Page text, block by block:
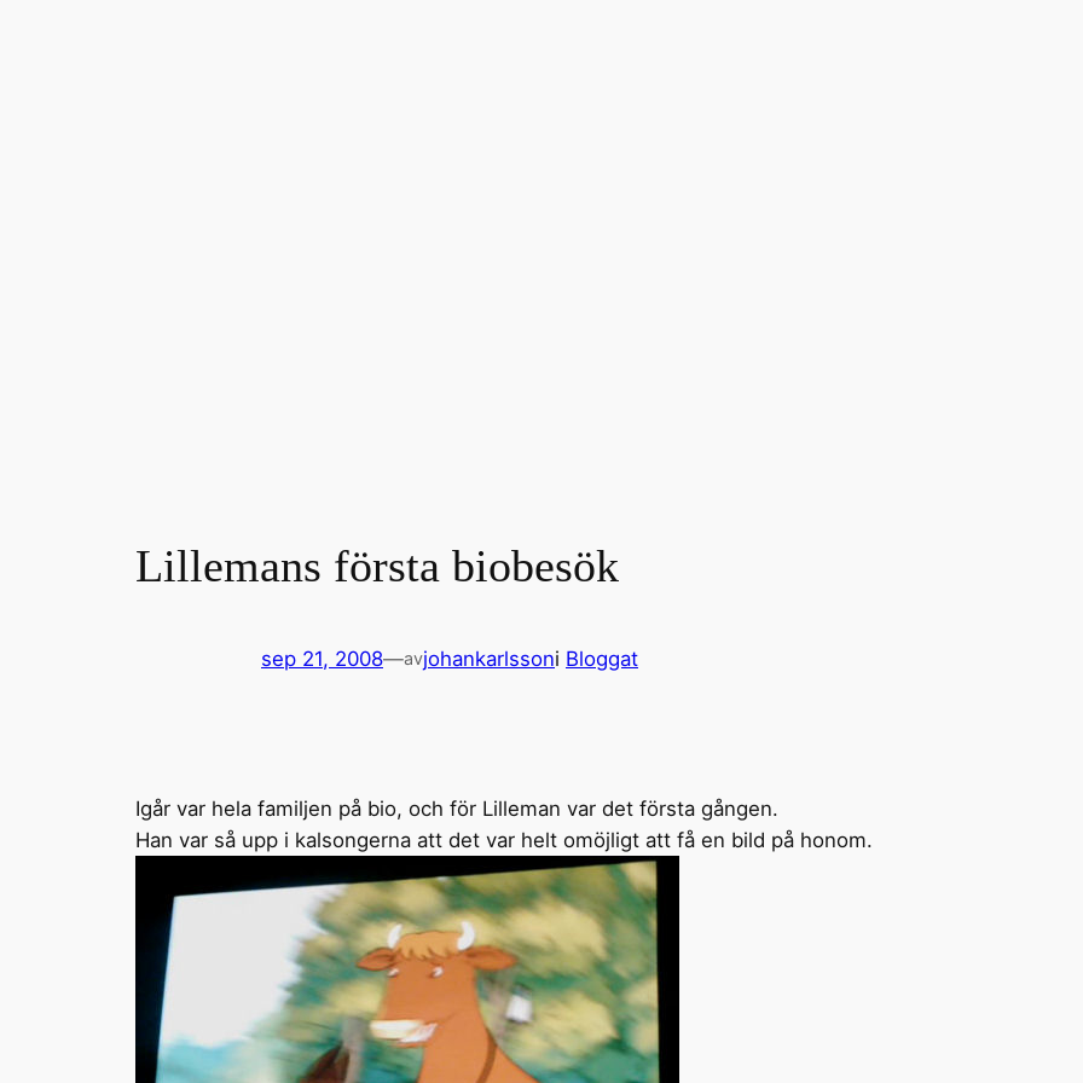
Lillemans första biobesök
sep 21, 2008—avjohankarlssoni Bloggat
Igår var hela familjen på bio, och för Lilleman var det första gången.
Han var så upp i kalsongerna att det var helt omöjligt att få en bild på honom.